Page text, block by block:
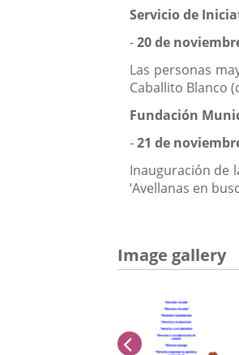
Servicio de
-20 de
Las personas
Caballito Blanco
Fundación
-21 de
Inauguración de
‘Avellanas en
Image gallery
previus